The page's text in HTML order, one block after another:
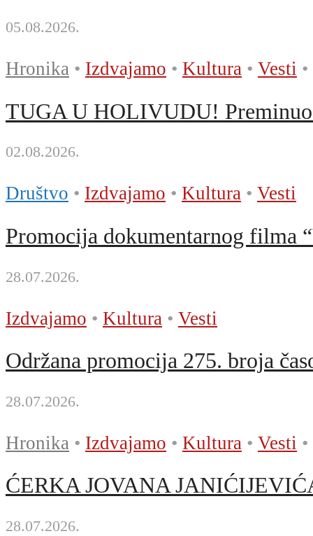
05.08.2026.
Hronika • Izdvajamo • Kultura • Vesti •
TUGA U HOLIVUDU! Preminuo
02.08.2026.
Društvo • Izdvajamo • Kultura • Vesti
Promocija dokumentarnog filma
28.07.2026.
Izdvajamo • Kultura • Vesti
Održana promocija 275. broja
28.07.2026.
Hronika • Izdvajamo • Kultura • Vesti •
ĆERKA JOVANA
28.07.2026.